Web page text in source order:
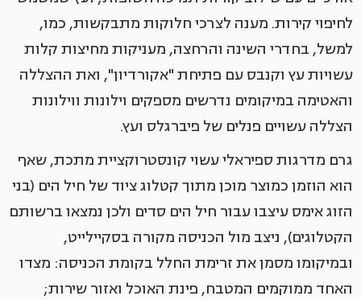
לחיפוי קירות. מענה לצרכי חלוקות מתבקשות, כמו,
למשל, בחדרי השינה והרחצה, מעניקות מחיצות קלות
עשויות עץ וקנבס עם פתיחת "אקורדיון", ואת ההצללה
והאטימה במיקומים נדרשים מספקים וילונות ווילונות
הצללה עשויים פנלים של פיברגלס ועץ.
גרם מדרגות ספיראלי עשוי קונסטרוקציית מתכת, שאף
הוא הוזמן כמוצר מוכן מתוך קטלוג ציוד של חיל הים (בני
הזוג אימס עיצבו עבור חיל הים סדים ולכן נמצאו ברשותם
הקטלוגים), ניצב מול הכניסה מקורה בסקיילייט,
ובמיקומו מסמן את זרימת החלל בקומת הכניסה: מצדו
האחד ממוקמים המטבח, פינת האוכל ואזור שירות;